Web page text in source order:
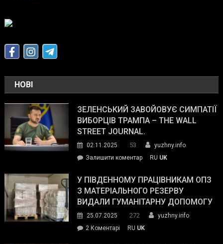
НОВІ
ЗЕЛЕНСЬКИЙ ЗАВОЙОВУЄ СИМПАТІЇ
ВИБОРЦІВ ТРАМПА – THE WALL
STREET JOURNAL.
02.11.2025 53
yuzhny.info
Залишити коментарon
завойовує
симпатії
виборців
The
RU UK
У ПІВДЕННОМУ ПРАЦІВНИКАМ ОПЗ
З МАТЕРІАЛЬНОГО РЕЗЕРВУ
ВИДАЛИ ГУМАНІТАРНУ ДОПОМОГУ
25.07.2025 272
yuzhny.info
2 Коментарі
RU UK